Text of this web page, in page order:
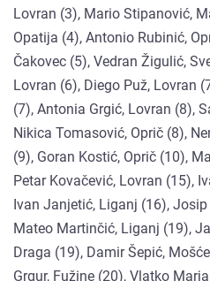
Lovran (3), Mario Stipanović,
Opatija (4), Antonio Rubinić,
Čakovec (5), Vedran Žigulić,
Lovran (6), Diego Puž, Lovran
(7), Antonia Grgić, Lovran (8),
Nikica Tomasović, Oprič (8),
(9), Goran Kostić, Oprič (10),
Petar Kovačević, Lovran (15),
Ivan Janjetić, Liganj (16),
Mateo Martinčić, Liganj (19),
Draga (19), Damir Šepić,
Grgur, Fužine (20), Vlatko